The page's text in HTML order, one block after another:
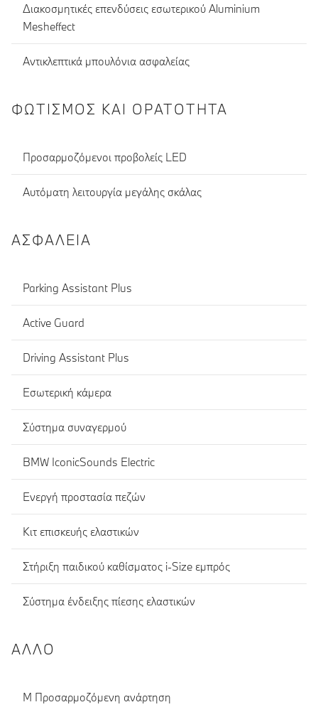
Διακοσμητικές επενδύσεις εσωτερικού Aluminium
Mesheffect
Αντικλεπτικά μπουλόνια ασφαλείας
ΦΩΤΙΣΜΌΣ ΚΑΙ ΟΡΑΤΌΤΗΤΑ
Προσαρμοζόμενοι προβολείς LED
Αυτόματη λειτουργία μεγάλης σκάλας
ΑΣΦΆΛΕΙΑ
Parking Assistant Plus
Active Guard
Driving Assistant Plus
Εσωτερική κάμερα
Σύστημα συναγερμού
BMW IconicSounds Electric
Ενεργή προστασία πεζών
Κιτ επισκευής ελαστικών
Στήριξη παιδικού καθίσματος i-Size εμπρός
Σύστημα ένδειξης πίεσης ελαστικών
ΆΛΛΟ
Μ Προσαρμοζόμενη ανάρτηση